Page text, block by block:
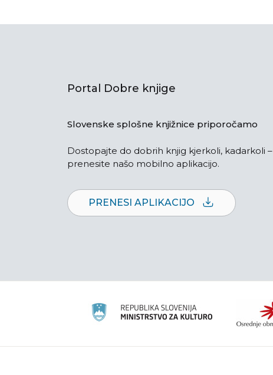
Portal Dobre knjige
Slovenske splošne knjižnice priporočamo
Dostopajte do dobrih knjig kjerkoli, kadarkoli –
prenesite našo mobilno aplikacijo.
PRENESI APLIKACIJO